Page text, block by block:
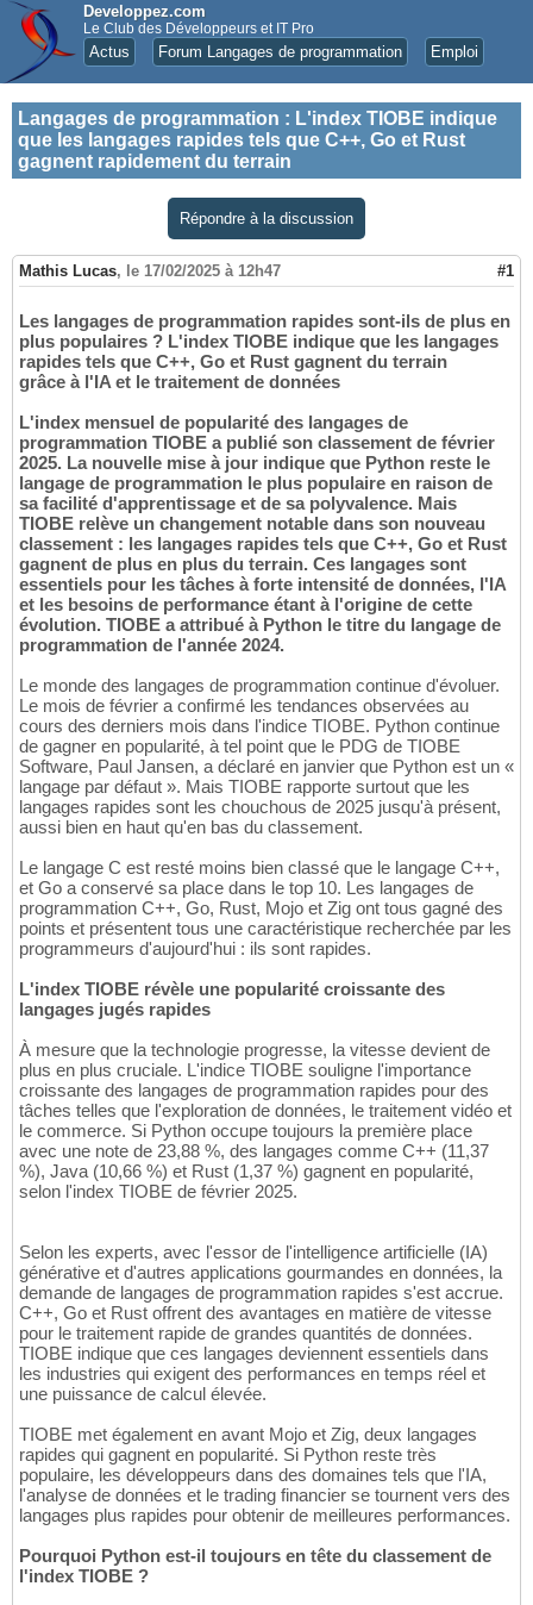
Developpez.com
Le Club des Développeurs et IT Pro
Actus Forum Langages de programmation Emploi
Langages de programmation : L'index TIOBE indique
que les langages rapides tels que C++, Go et Rust
gagnent rapidement du terrain
Répondre à la discussion
Mathis Lucas, le 17/02/2025 à 12h47 #1
Les langages de programmation rapides sont-ils de plus en
plus populaires ? L'index TIOBE indique que les langages
rapides tels que C++, Go et Rust gagnent du terrain
grâce à l'IA et le traitement de données
L'index mensuel de popularité des langages de
programmation TIOBE a publié son classement de février
2025. La nouvelle mise à jour indique que Python reste le
langage de programmation le plus populaire en raison de
sa facilité d'apprentissage et de sa polyvalence. Mais
TIOBE relève un changement notable dans son nouveau
classement : les langages rapides tels que C++, Go et Rust
gagnent de plus en plus du terrain. Ces langages sont
essentiels pour les tâches à forte intensité de données, l'IA
et les besoins de performance étant à l'origine de cette
évolution. TIOBE a attribué à Python le titre du langage de
programmation de l'année 2024.
Le monde des langages de programmation continue d'évoluer.
Le mois de février a confirmé les tendances observées au
cours des derniers mois dans l'indice TIOBE. Python continue
de gagner en popularité, à tel point que le PDG de TIOBE
Software, Paul Jansen, a déclaré en janvier que Python est un «
langage par défaut ». Mais TIOBE rapporte surtout que les
langages rapides sont les chouchous de 2025 jusqu'à présent,
aussi bien en haut qu'en bas du classement.
Le langage C est resté moins bien classé que le langage C++,
et Go a conservé sa place dans le top 10. Les langages de
programmation C++, Go, Rust, Mojo et Zig ont tous gagné des
points et présentent tous une caractéristique recherchée par les
programmeurs d'aujourd'hui : ils sont rapides.
L'index TIOBE révèle une popularité croissante des
langages jugés rapides
À mesure que la technologie progresse, la vitesse devient de
plus en plus cruciale. L'indice TIOBE souligne l'importance
croissante des langages de programmation rapides pour des
tâches telles que l'exploration de données, le traitement vidéo et
le commerce. Si Python occupe toujours la première place
avec une note de 23,88 %, des langages comme C++ (11,37
%), Java (10,66 %) et Rust (1,37 %) gagnent en popularité,
selon l'index TIOBE de février 2025.
Selon les experts, avec l'essor de l'intelligence artificielle (IA)
générative et d'autres applications gourmandes en données, la
demande de langages de programmation rapides s'est accrue.
C++, Go et Rust offrent des avantages en matière de vitesse
pour le traitement rapide de grandes quantités de données.
TIOBE indique que ces langages deviennent essentiels dans
les industries qui exigent des performances en temps réel et
une puissance de calcul élevée.
TIOBE met également en avant Mojo et Zig, deux langages
rapides qui gagnent en popularité. Si Python reste très
populaire, les développeurs dans des domaines tels que l'IA,
l'analyse de données et le trading financier se tournent vers des
langages plus rapides pour obtenir de meilleures performances.
Pourquoi Python est-il toujours en tête du classement de
l'index TIOBE ?